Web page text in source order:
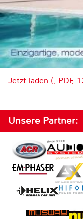
Jetzt laden (, PDF,
Unsere Partner: